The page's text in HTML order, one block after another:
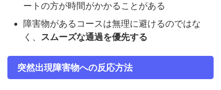
ートの方が時間がかかることがある
障害物があるコースは無理に避けるのではな
く、 スムーズな通過を優先する
突然出現障害物への反応方法